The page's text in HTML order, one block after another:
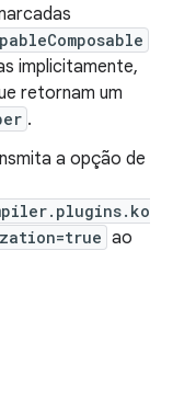
implicitamente,
retornam um
.
a opção de
ao